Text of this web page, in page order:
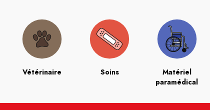
Vétérinaire Soins
Matériel
paramédical